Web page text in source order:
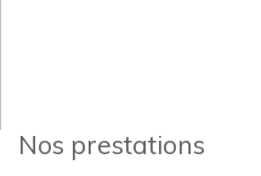
Nos prestations